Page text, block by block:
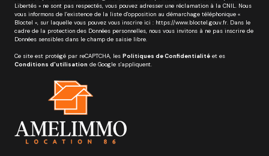
Libertés » ne sont pas respectés, vous pouvez adresser une réclamation à la CNIL. Nous
vous informons de l’existence de la liste d'opposition au démarchage téléphonique «
Bloctel », sur laquelle vous pouvez vous inscrire ici : https://www.bloctel.gouv.fr. Dans le
cadre de la protection des Données personnelles, nous vous invitons à ne pas inscrire de
Données sensibles dans le champ de saisie libre.
Ce site est protégé par reCAPTCHA, les Politiques de Confidentialité et es
Conditions d'utilisation de Google s'appliquent.